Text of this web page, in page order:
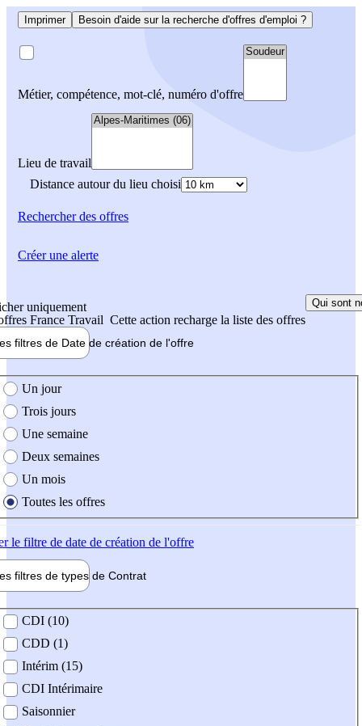
Imprimer Besoin d'aide sur la recherche d'offres d'emploi ?
Métier, compétence, mot-clé, numéro d'offre
Lieu de travail
Distance autour du lieu choisi
Rechercherdes offres
uniquement
France Travail Cette action recharge la liste des offres
Qui sont
filtres de Date de création de l'offre
création de l'offre
Un jour
Trois jours
Une semaine
Deux semaines
Un mois
Toutes les offres
le filtre de date de création de l'offre
filtres de types de Contrat
contrat
CDI (10)
CDD (1)
Intérim (15)
CDI Intérimaire
Saisonnier
Créer une alerte